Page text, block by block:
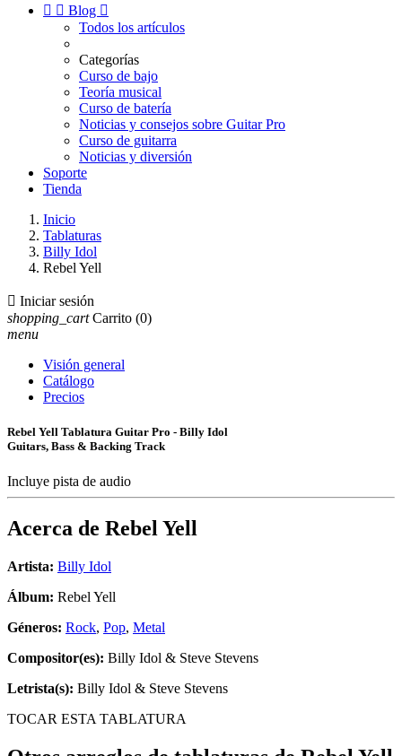
  Blog 
Todos los artículos
Categorías
Curso de bajo
Teoría musical
Curso de batería
Noticias y consejos sobre Guitar Pro
Curso de guitarra
Noticias y diversión
Soporte
Tienda
Inicio
Tablaturas
Billy Idol
Rebel Yell
 Iniciar sesión
shopping_cart Carrito (0)
menu
Visión general
Catálogo
Precios
Rebel Yell Tablatura Guitar Pro - Billy Idol
Guitars, Bass & Backing Track
Incluye pista de audio
Acerca de Rebel Yell
Artista: Billy Idol
Álbum: Rebel Yell
Géneros: Rock, Pop, Metal
Compositor(es): Billy Idol & Steve Stevens
Letrista(s): Billy Idol & Steve Stevens
TOCAR ESTA TABLATURA